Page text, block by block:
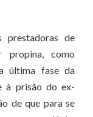
prestadoras de
propina, como
última fase da
à prisão do ex-
de que para se